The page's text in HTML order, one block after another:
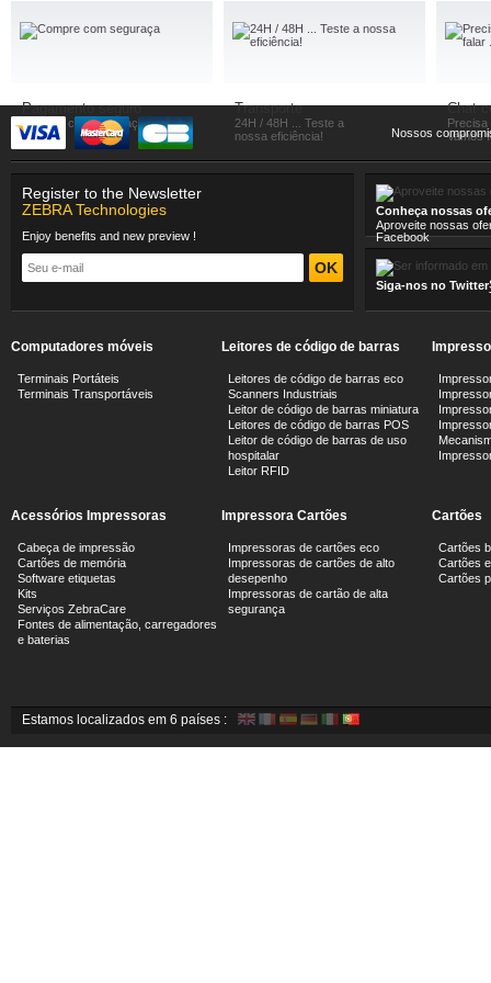
Pagamento seguro
Compre com seguraça
Transporte
24H / 48H ... Teste a
nossa eficiência!
Chat
Precisa
Vamos
Nossos
Register to the Newsletter
ZEBRA Technologies
Enjoy benefits and new preview !
Conheça nossas
Aproveite nossas
Facebook
Siga-nos no Twitter
Computadores móveis
Terminais Portáteis
Terminais Transportáveis
Leitores de código de barras
Leitores de código de barras eco
Scanners Industriais
Leitor de código de barras miniatura
Leitores de código de barras POS
Leitor de código de barras de uso
hospitalar
Leitor RFID
Acessórios Impressoras
Cabeça de impressão
Cartões de memória
Software etiquetas
Kits
Serviços ZebraCare
Fontes de alimentação, carregadores
e baterias
Impressora Cartões
Impressoras de cartões eco
Impressoras de cartões de alto
desepenho
Impressoras de cartão de alta
segurança
Cartões
Cartões
Cartões
Cartões
Estamos localizados em 6 países :